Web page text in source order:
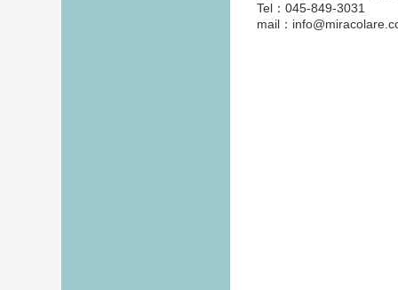
Tel：045-849-3031
mail：